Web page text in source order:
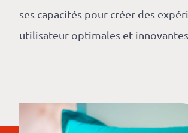
ses capacités pour créer des
utilisateur optimales et innovantes.